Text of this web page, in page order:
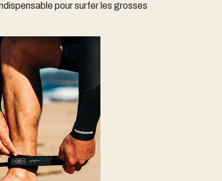
pour surfer les grosses